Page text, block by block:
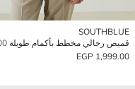
SOUTHBLUE
1,999.00 EGP